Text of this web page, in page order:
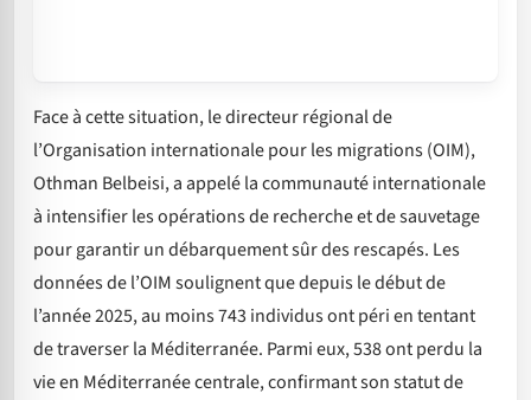
Face à cette situation, le directeur régional de
l’Organisation internationale pour les migrations (OIM),
Othman Belbeisi, a appelé la communauté internationale
à intensifier les opérations de recherche et de sauvetage
pour garantir un débarquement sûr des rescapés. Les
données de l’OIM soulignent que depuis le début de
l’année 2025, au moins 743 individus ont péri en tentant
de traverser la Méditerranée. Parmi eux, 538 ont perdu la
vie en Méditerranée centrale, confirmant son statut de